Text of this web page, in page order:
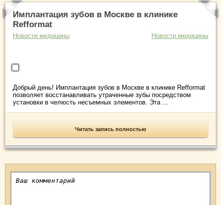
Имплантация зубов в Москве в клинике
Refformat
Новости медицины Новости медицины
Добрый день! Имплантация зубов в Москве в клинике Refformat
позволяет восстанавливать утраченные зубы посредством
установки в челюсть несъемных элементов. Эта ...
Читать запись полностью